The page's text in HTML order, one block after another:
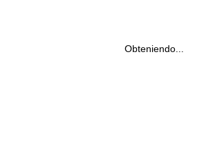
Obteniendo...